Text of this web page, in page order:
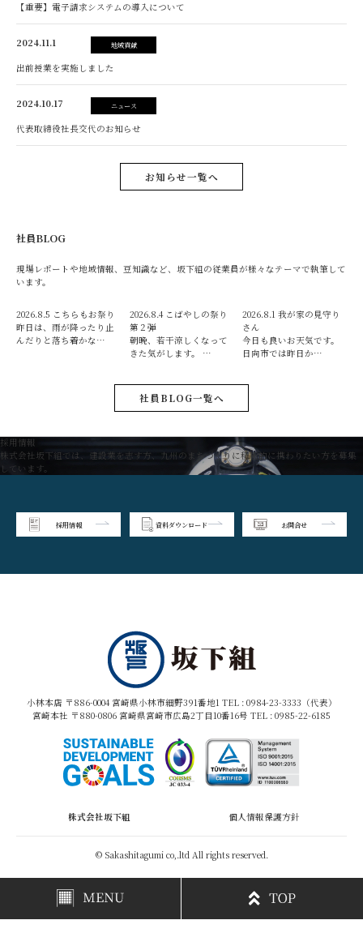
【重要】電子請求システムの導入について
2024.11.1 地域貢献
出前授業を実施しました
2024.10.17 ニュース
代表取締役社長交代のお知らせ
お知らせ一覧へ
社員BLOG
現場レポートや地域情報、豆知識など、坂下組の従業員が様々なテーマで執筆して
います。
2026.8.5 こちらもお祭り
昨日は、雨が降ったり止
んだりと落ち着かな…
2026.8.4 こばやしの祭り
第２弾
朝晩、若干涼しくなって
きた気がします。 …
2026.8.1 我が家の見守り
さん
今日も良いお天気です。
日向市では昨日か…
社員BLOG一覧へ
採用情報
株式会社坂下組では、建設業を志す方、九州のまちづくりに積極的に携わりたい方を募集
しています。
採用情報 資料ダウンロード お問合せ
小林本店 〒886-0004 宮崎県小林市細野391番地1 TEL : 0984-23-3333（代表）
宮崎本社 〒880-0806 宮崎県宮崎市広島2丁目10番16号 TEL : 0985-22-6185
株式会社坂下組 個人情報保護方針
© Sakashitagumi co,.ltd All rights reserved.